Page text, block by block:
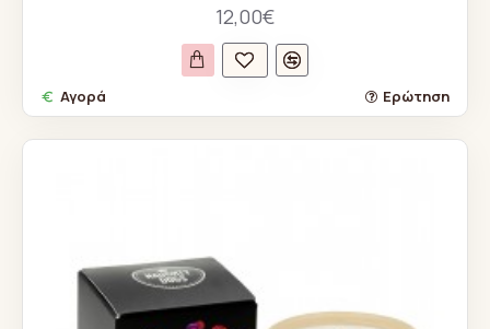
12,00€
Αγορά Ερώτηση